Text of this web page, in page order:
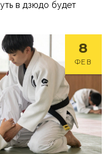
в дзюдо будет
8
ФЕВ